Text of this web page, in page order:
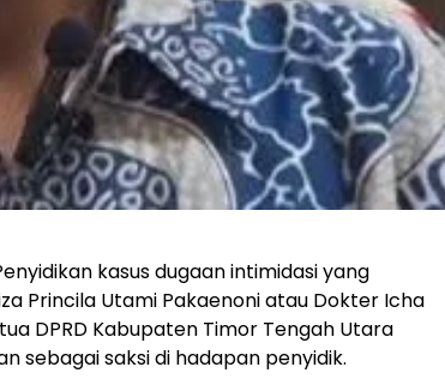
kasus dugaan intimidasi yang
Princila Utami Pakaenoni atau Dokter Icha
DPRD Kabupaten Timor Tengah Utara
sebagai saksi di hadapan penyidik.